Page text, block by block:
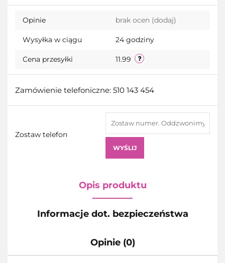
Opinie brak ocen (dodaj)
Wysyłka w ciągu 24 godziny
Cena przesyłki 11.99
Zamówienie telefoniczne: 510 143 454
Zostaw telefon
WYŚLIJ
Opis produktu
Informacje dot. bezpieczeństwa
Opinie (0)